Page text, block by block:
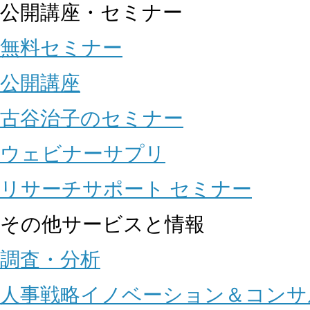
公開講座・セミナー
無料セミナー
公開講座
古谷治子のセミナー
ウェビナーサプリ
リサーチサポート セミナー
その他サービスと情報
調査・分析
人事戦略イノベーション＆コン